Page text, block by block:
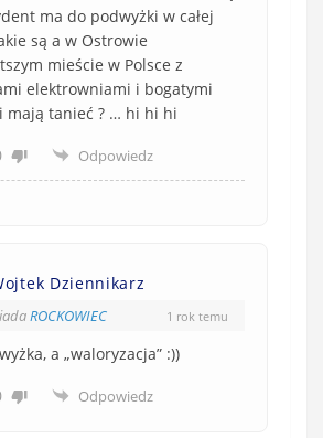
ma do podwyżki w całej
są a w Ostrowie
mieście w Polsce z
elektrowniami i bogatymi
mają tanieć ? … hi hi hi
Odpowiedz
Dziennikarz
ROCKOWIEC 1 rok temu
a „waloryzacja” :))
Odpowiedz